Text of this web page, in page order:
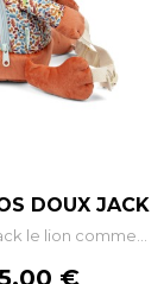
DOUX JACK
le lion comme...
€